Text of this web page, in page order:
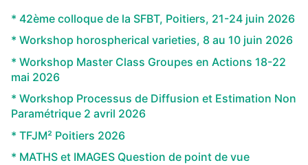
* 42ème colloque de la SFBT, Poitiers, 21-24 juin 2026
* Workshop horospherical varieties, 8 au 10 juin 2026
* Workshop Master Class Groupes en Actions 18-22
mai 2026
* Workshop Processus de Diffusion et Estimation Non
Paramétrique 2 avril 2026
* TFJM² Poitiers 2026
* MATHS et IMAGES Question de point de vue